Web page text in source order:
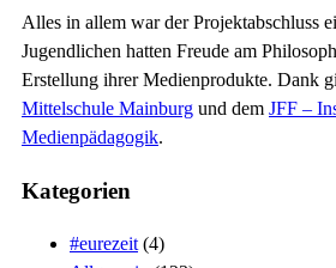
Alles in allem war der Projektabschluss
Jugendlichen hatten Freude am
Erstellung ihrer Medienprodukte. Dank
Mittelschule Mainburg und dem JFF –
Medienpädagogik.
Kategorien
#eurezeit (4)